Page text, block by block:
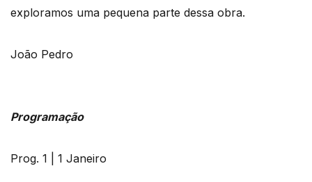
exploramos uma pequena parte dessa obra.
João Pedro
Programação
Prog. 1 | 1 Janeiro